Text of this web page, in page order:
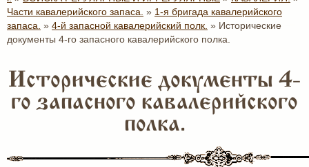
Части кавалерийского запаса. » 1-я бригада кавалерийского
запаса. » 4-й запасной кавалерийский полк. » Исторические
документы 4-го запасного кавалерийского полка.
Исторические документы 4-
го запасного кавалерийского
полка.